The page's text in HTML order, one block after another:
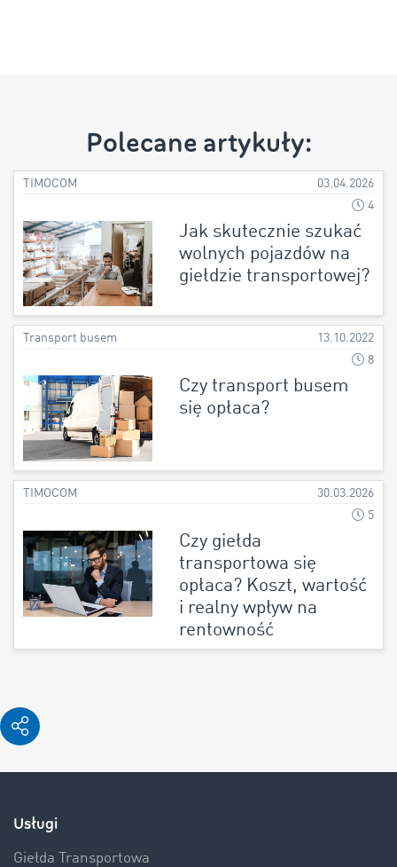
Polecane artykuły:
TIMOCOM
03.04.2026
4
Jak skutecznie szukać
wolnych pojazdów na
giełdzie transportowej?
Transport busem
13.10.2022
8
Czy transport busem
się opłaca?
TIMOCOM
30.03.2026
5
Czy giełda
transportowa się
opłaca? Koszt, wartość
i realny wpływ na
rentowność
Usługi
Giełda Transportowa